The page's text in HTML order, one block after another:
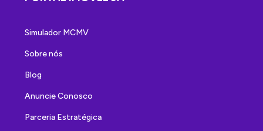
Simulador MCMV
Sobre nós
Blog
Anuncie Conosco
Parceria Estratégica